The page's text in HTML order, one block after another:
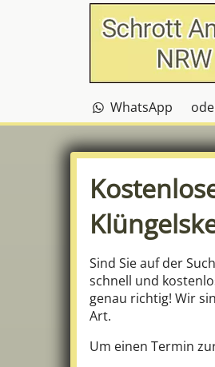
WhatsApp
Sind Sie auf der
schnell und
genau richtig! Wir
Art.
Um einen Termin